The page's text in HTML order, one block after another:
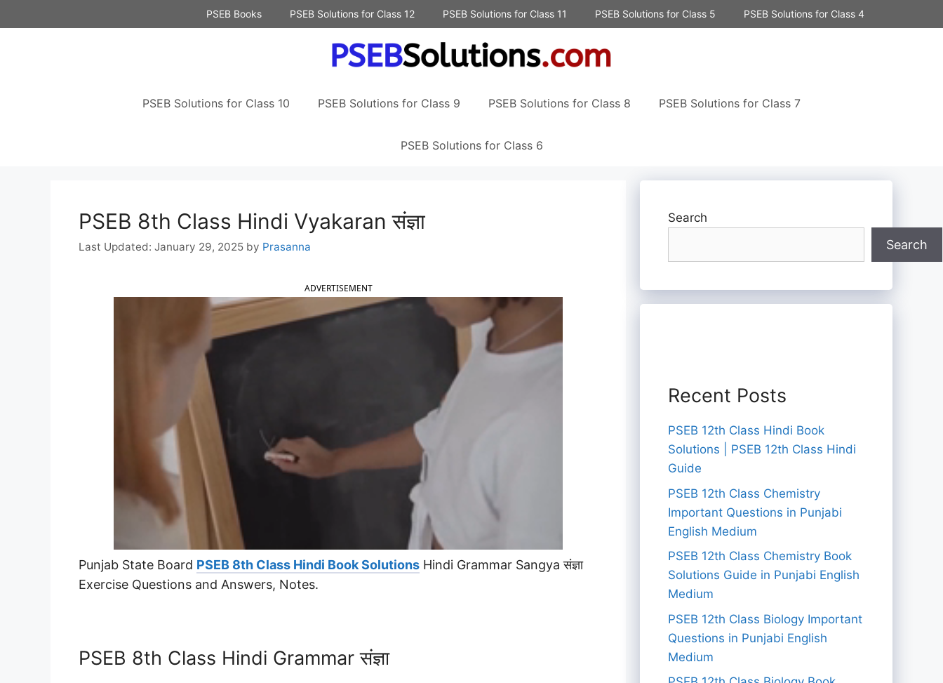
to
PSEB Books PSEB Solutions for Class 12 PSEB Solutions for Class 11 PSEB Solutions for Class 5 PSEB Solutions for Class 4
PSEB Solutions for Class 10 PSEB Solutions for Class 9 PSEB Solutions for Class 8 PSEB Solutions for Class 7
PSEB Solutions for Class 6
PSEB 8th Class Hindi Vyakaran संज्ञा
January 29, 2025 by Prasanna
ADVERTISEMENT
Punjab State Board PSEB 8th Class Hindi Book Solutions Hindi Grammar Sangya संज्ञा
Exercise Questions and Answers, Notes.
PSEB 8th Class Hindi Grammar संज्ञा
Search
Search
Recent Posts
PSEB 12th Class Hindi Book
Solutions | PSEB 12th Class Hindi
Guide
PSEB 12th Class Chemistry
Important Questions in Punjabi
English Medium
PSEB 12th Class Chemistry Book
Solutions Guide in Punjabi English
Medium
PSEB 12th Class Biology Important
Questions in Punjabi English
Medium